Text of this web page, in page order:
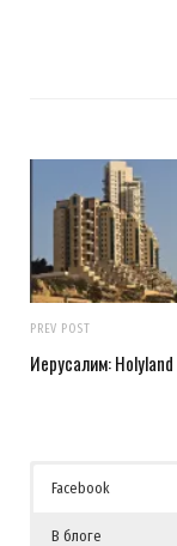
PREV POST
Иерусалим: Holyland
Facebook
В блоге